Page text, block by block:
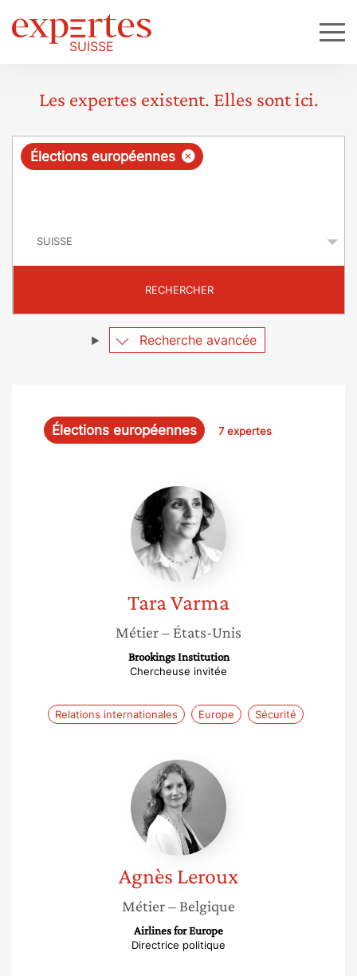
Les expertes existent. Elles sont ici.
R
ê
e
×
Élections européennes
RECHERCHER
Recherche avancée
Élections européennes 7 expertes
Tara
Varma
TaraVarma
Métier– États-Unis
Brookings Institution
Chercheuse invitée
Relations internationales Europe Sécurité
Agnès
Leroux
Agnès Leroux
Métier– Belgique
Airlines for Europe
Directrice politique